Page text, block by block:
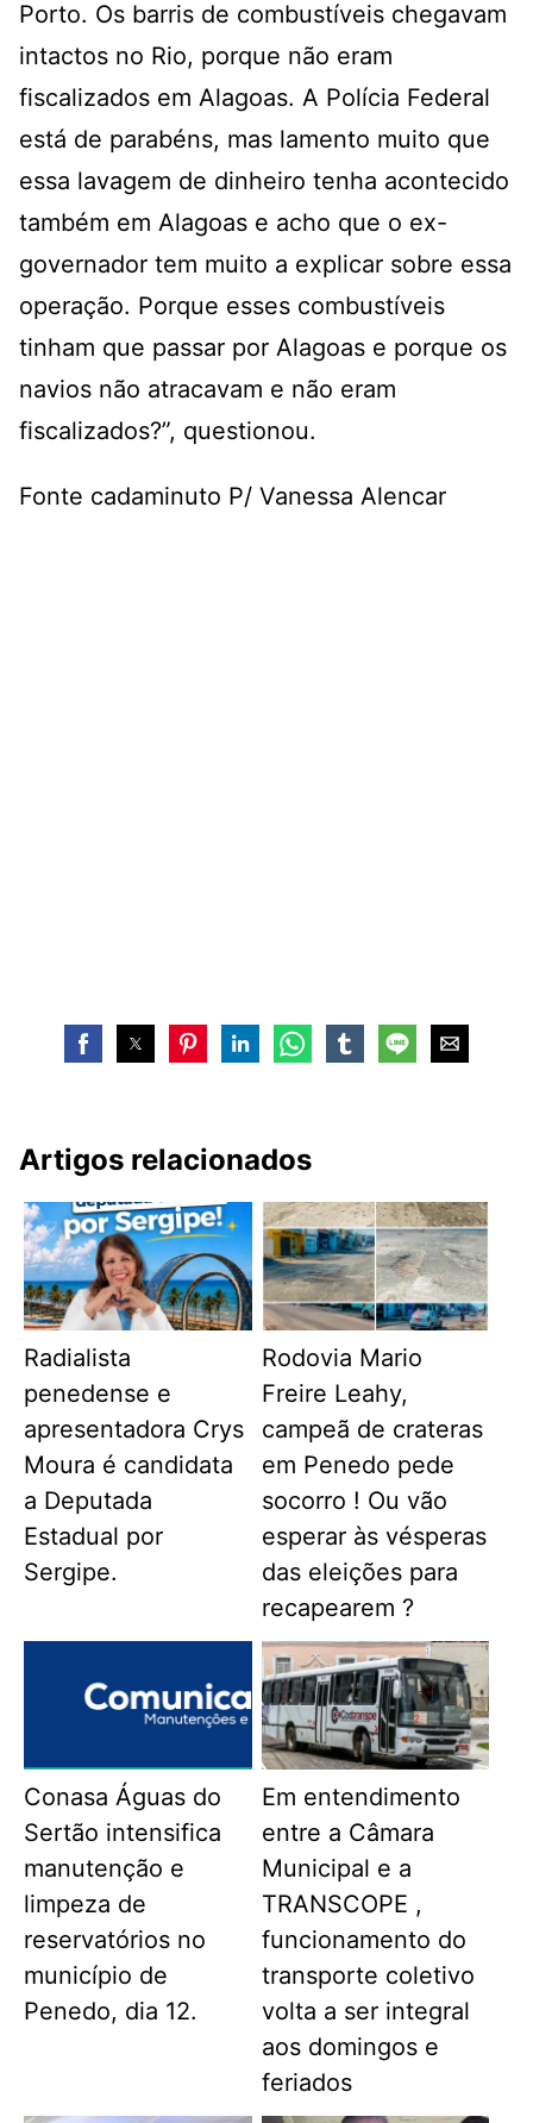
Porto. Os barris de combustíveis chegavam
intactos no Rio, porque não eram
fiscalizados em Alagoas. A Polícia Federal
está de parabéns, mas lamento muito que
essa lavagem de dinheiro tenha acontecido
também em Alagoas e acho que o ex-
governador tem muito a explicar sobre essa
operação. Porque esses combustíveis
tinham que passar por Alagoas e porque os
navios não atracavam e não eram
fiscalizados?”, questionou.
Fonte cadaminuto P/ Vanessa Alencar
Artigos relacionados
Radialista
penedense e
apresentadora Crys
Moura é candidata
a Deputada
Estadual por
Sergipe.
Rodovia Mario
Freire Leahy,
campeã de crateras
em Penedo pede
socorro ! Ou vão
esperar às vésperas
das eleições para
recapearem ?
Conasa Águas do
Sertão intensifica
manutenção e
limpeza de
reservatórios no
município de
Penedo, dia 12.
Em entendimento
entre a Câmara
Municipal e a
TRANSCOPE ,
funcionamento do
transporte coletivo
volta a ser integral
aos domingos e
feriados